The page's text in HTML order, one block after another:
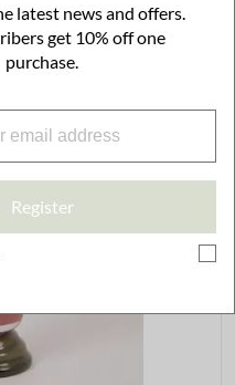
latest news and offers.
get 10% off one
purchase.
Register